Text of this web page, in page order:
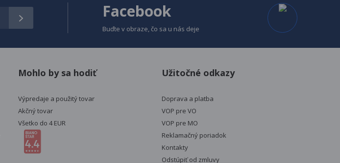
Facebook
Buďte v obraze, čo sa u nás deje
Mohlo by sa hodiť
Výpredaje a použitý tovar
Akčný tovar
Všetko do 4 EUR
Užitočné odkazy
Doprava a platba
VOP pre VO
VOP pre MO
Reklamačný poriadok
Kontakty
Odstúpiť od zmluvy